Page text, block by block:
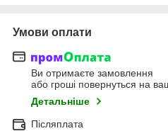
Умови оплати
Ви отримаєте замовлення
або гроші повернуться на
Детальніше
Післяплата